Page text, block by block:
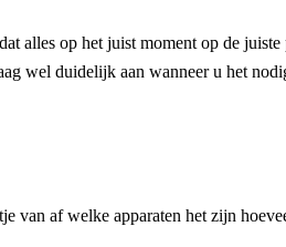
alles op het juist moment op de
wel duidelijk aan wanneer u het
van af welke apparaten het zijn